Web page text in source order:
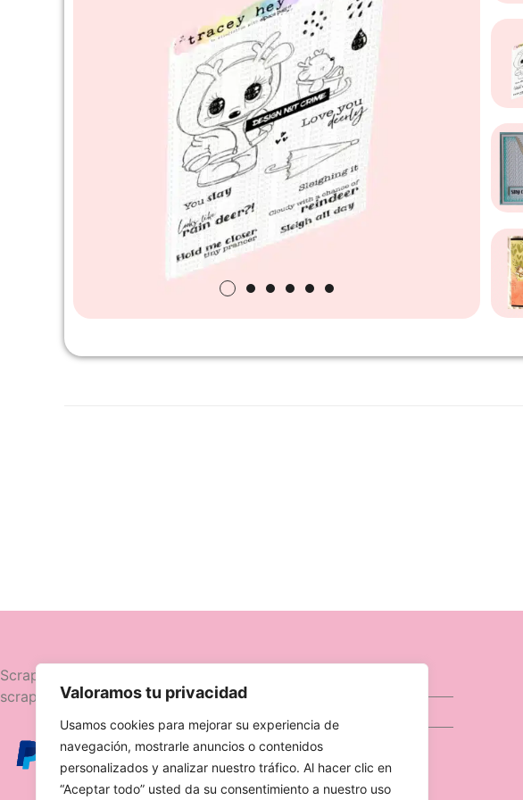
Valoramos tu privacidad
Usamos cookies para mejorar su experiencia de
navegación, mostrarle anuncios o contenidos
personalizados y analizar nuestro tráfico. Al hacer clic en
“Aceptar todo” usted da su consentimiento a nuestro uso
Scrapttina, tienda especializada en
scrapbooking.
Ofertas
Caja Viajera